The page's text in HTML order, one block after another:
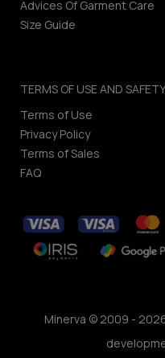
Advices Of Garment Care
Size Guide
TERMS OF USE AND SAFETY
Terms of Use
Privacy Policy
Terms of Sales
FAQ
Minerva © 2009 -